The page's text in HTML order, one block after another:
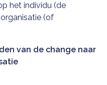
het individu (de
(of
van de change naar